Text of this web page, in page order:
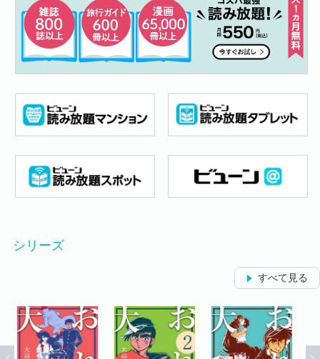
シリーズ
すべて見る